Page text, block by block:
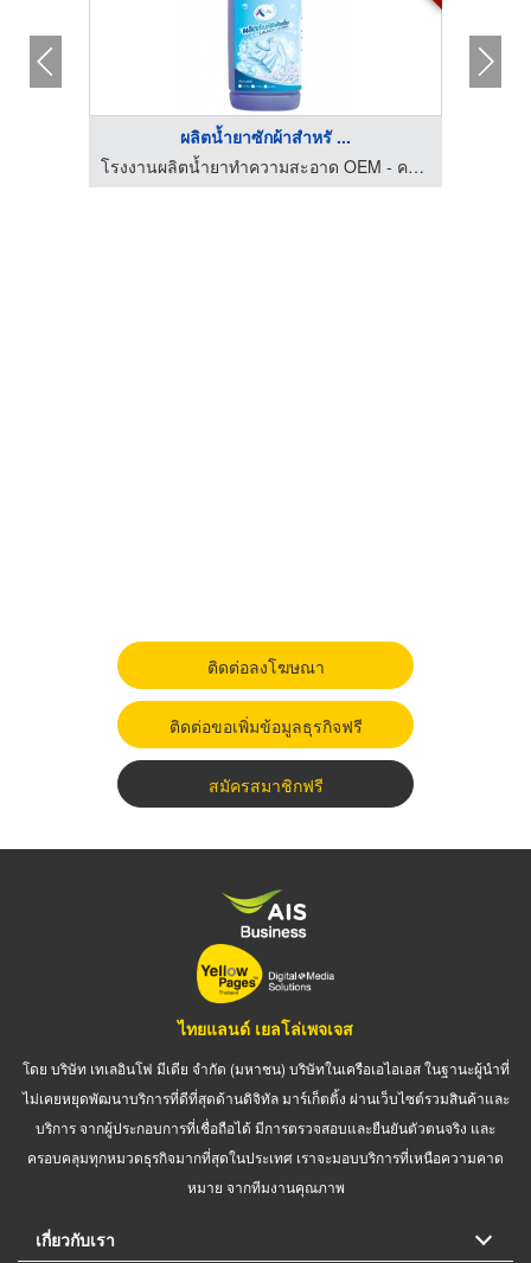
ผลิตน้ำยาซักผ้าสำหรั ...
โรงงานผลิตน้ำยาทำความสะอาด OEM - คงธนา เซอร์วิส
ติดต่อลงโฆษณา
ติดต่อขอเพิ่มข้อมูลธุรกิจฟรี
สมัครสมาชิกฟรี
ไทยแลนด์ เยลโล่เพจเจส
โดย บริษัท เทเลอินโฟ มีเดีย จำกัด (มหาชน) บริษัทในเครือเอไอเอส ในฐานะผู้นำที่
ไม่เคยหยุดพัฒนาบริการที่ดีที่สุดด้านดิจิทัล มาร์เก็ตติ้ง ผ่านเว็บไซต์รวมสินค้าและ
บริการ จากผู้ประกอบการที่เชื่อถือได้ มีการตรวจสอบและยืนยันตัวตนจริง และ
ครอบคลุมทุกหมวดธุรกิจมากที่สุดในประเทศ เราจะมอบบริการที่เหนือความคาด
หมาย จากทีมงานคุณภาพ
เกี่ยวกับเรา